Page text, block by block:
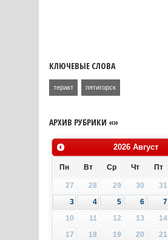
КЛЮЧЕВЫЕ СЛОВА
теракт пятигорск
АРХИВ РУБРИКИ «»
2026 Август
Пн Вт Ср Чт Пт
27 28 29 30 31
3
4 5 6 7
10
11 12 13 14
17
18 19 20 21